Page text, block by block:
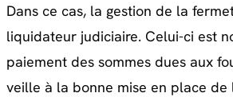
Dans ce cas, la gestion de la
liquidateur judiciaire. Celui-ci est
paiement des sommes dues aux
veille à la bonne mise en place